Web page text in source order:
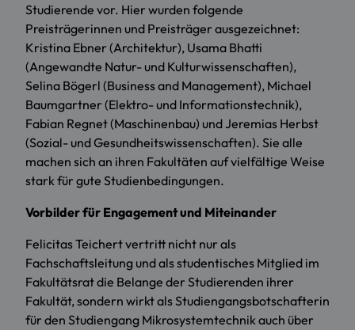
Studierende vor. Hier wurden folgende
Preisträgerinnen und Preisträger ausgezeichnet:
Kristina Ebner (Architektur), Usama Bhatti
(Angewandte Natur- und Kulturwissenschaften),
Selina Bögerl (Business and Management), Michael
Baumgartner (Elektro- und Informationstechnik),
Fabian Regnet (Maschinenbau) und Jeremias Herbst
(Sozial- und Gesundheitswissenschaften). Sie alle
machen sich an ihren Fakultäten auf vielfältige Weise
stark für gute Studienbedingungen.
Vorbilder für Engagement und Miteinander
Felicitas Teichert vertritt nicht nur als
Fachschaftsleitung und als studentisches Mitglied im
Fakultätsrat die Belange der Studierenden ihrer
Fakultät, sondern wirkt als Studiengangsbotschafterin
für den Studiengang Mikrosystemtechnik auch über